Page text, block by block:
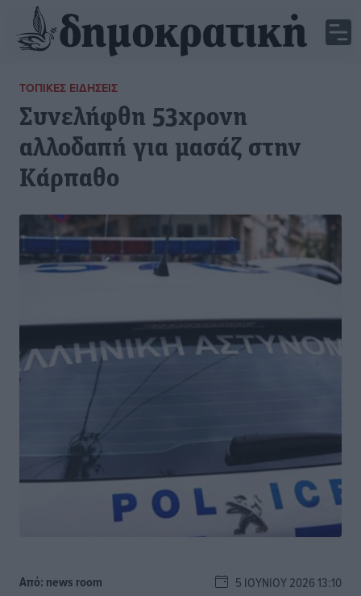
ΤΟΠΙΚΈΣ ΕΙΔΉΣΕΙΣ
Συνελήφθη 53χρονη
αλλοδαπή για μασάζ στην
Κάρπαθο
Από: news room 5 ΙΟΥΝΊΟΥ 2026 13:10